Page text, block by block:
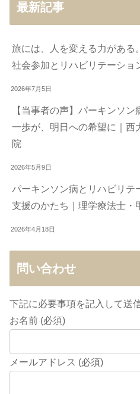
最新記事
旅には、人を変える力がある
社会参加とリハビリテーショ
2026年7月5日
【当事者の声】パーキンソ
一歩が、明日への希望に｜西
院
2026年5月9日
パーキンソン病とリハビリテ
支援のかたち｜理学療法士・
2026年4月18日
問い合わせ
下記に必要事項を記入して送
お名前 (必須)
メールアドレス (必須)